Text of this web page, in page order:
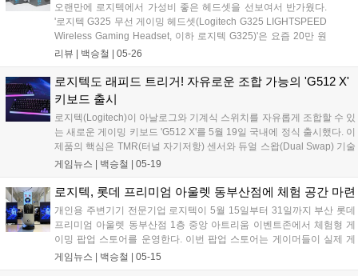
오랜만에 로지텍에서 가성비 좋은 헤드셋을 선보여서 반가웠다.
'로지텍 G325 무선 게이밍 헤드셋(Logitech G325 LIGHTSPEED
Wireless Gaming Headset, 이하 로지텍 G325)'은 요즘 20만 원
은 기본으로 넘는 게이밍 헤드셋 시장에 등장한, 큰마음 먹고 사
하나만큼은 역대급이라고 할 수 있을 정도로 만족스러웠다. 통기
성이 우수한 소재와 귀 주변에 부드럽게 닿는 듀얼 레이어 메모리
폼 이어컵으로 장시간 사용해도 답답함이 적고 쾌적한 편이다....
리뷰 | 백승철 | 05-26
로지텍도 래피드 트리거! 자유로운 조합 가능의 'G512 X'
키보드 출시
로지텍(Logitech)이 아날로그와 기계식 스위치를 자유롭게 조합할 수 있
는 새로운 게이밍 키보드 'G512 X'를 5월 19일 국내에 정식 출시했다. 이
제품의 핵심은 TMR(터널 자기저항) 센서와 듀얼 스왑(Dual Swap) 기술
의 적용이다. 탑재된 TMR 센서는 키 입력 깊이의 미세한 변화를 정밀하
수 있도록 지원한다. 이를 통해 FPS, 레이싱, 비행 시뮬레이션 등 미세한
으로 조작할 수 있다....
게임뉴스 | 백승철 | 05-19
로지텍, 롯데 프리미엄 아울렛 동부산점에 체험 공간 마련
개인용 주변기기 전문기업 로지텍이 5월 15일부터 31일까지 부산 롯데
프리미엄 아울렛 동부산점 1층 중앙 아트리움 이벤트존에서 체험형 게
이밍 팝업 스토어를 운영한다. 이번 팝업 스토어는 게이머들이 실제 게
임 플레이와 유사한 환경에서 주요 게이밍 기어를 직접 타건 및 조작해
게임뉴스 | 백승철 | 05-15